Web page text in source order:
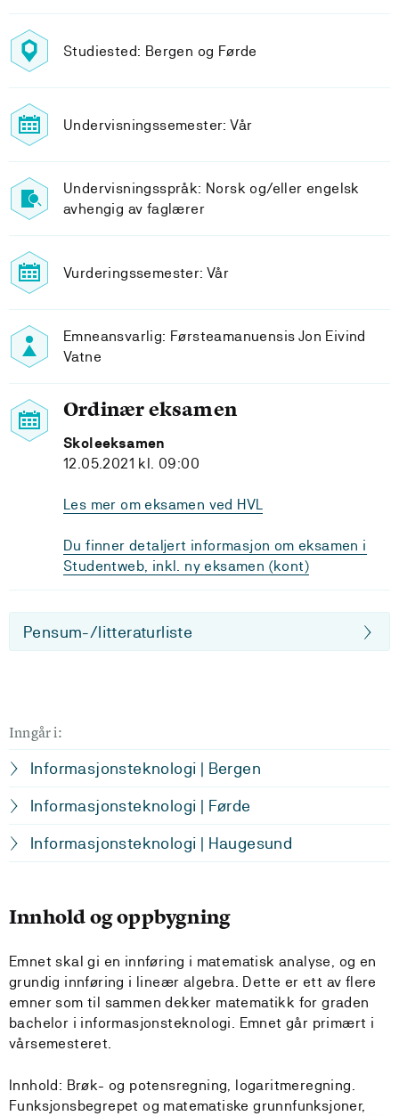
Studiested: Bergen og Førde
Undervisningssemester: Vår
Undervisningsspråk: Norsk og/eller engelsk
avhengig av faglærer
Vurderingssemester: Vår
Emneansvarlig: Førsteamanuensis Jon Eivind
Vatne
Ordinær eksamen
Skoleeksamen
12.05.2021 kl. 09:00
Les mer om eksamen ved HVL
Du finner detaljert informasjon om eksamen i
Studentweb, inkl. ny eksamen (kont)
Pensum-/litteraturliste
Inngår i:
Informasjonsteknologi | Bergen
Informasjonsteknologi | Førde
Informasjonsteknologi | Haugesund
Innhold og oppbygning
Emnet skal gi en innføring i matematisk analyse, og en
grundig innføring i lineær algebra. Dette er ett av flere
emner som til sammen dekker matematikk for graden
bachelor i informasjonsteknologi. Emnet går primært i
vårsemesteret.
Innhold: Brøk- og potensregning, logaritmeregning.
Funksjonsbegrepet og matematiske grunnfunksjoner,